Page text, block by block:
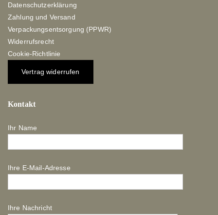
Datenschutzerklärung
Zahlung und Versand
Verpackungsentsorgung (PPWR)
Widerrufsrecht
Cookie-Richtlinie
Vertrag widerrufen
Kontakt
Ihr Name
Ihre E-Mail-Adresse
Ihre Nachricht